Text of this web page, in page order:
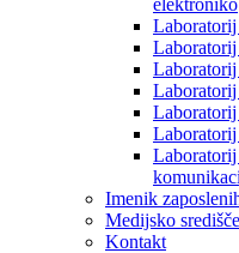
Imenik
Medijsko središče
Kontakt